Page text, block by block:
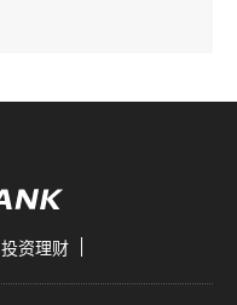
投资理财